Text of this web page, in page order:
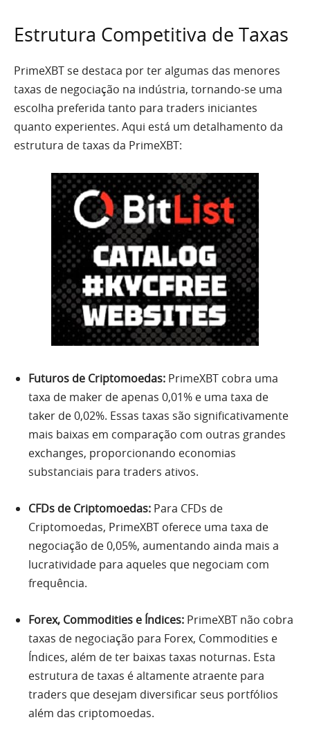
Estrutura Competitiva de Taxas
PrimeXBT se destaca por ter algumas das menores
taxas de negociação na indústria, tornando-se uma
escolha preferida tanto para traders iniciantes
quanto experientes. Aqui está um detalhamento da
estrutura de taxas da PrimeXBT:
Futuros de Criptomoedas: PrimeXBT cobra uma
taxa de maker de apenas 0,01% e uma taxa de
taker de 0,02%. Essas taxas são significativamente
mais baixas em comparação com outras grandes
exchanges, proporcionando economias
substanciais para traders ativos.
CFDs de Criptomoedas: Para CFDs de
Criptomoedas, PrimeXBT oferece uma taxa de
negociação de 0,05%, aumentando ainda mais a
lucratividade para aqueles que negociam com
frequência.
Forex, Commodities e Índices: PrimeXBT não cobra
taxas de negociação para Forex, Commodities e
Índices, além de ter baixas taxas noturnas. Esta
estrutura de taxas é altamente atraente para
traders que desejam diversificar seus portfólios
além das criptomoedas.